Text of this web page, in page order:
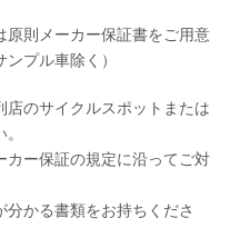
原則メーカー保証書をご用意
プル車除く）
のサイクルスポットまたは
カー保証の規定に沿ってご対
かる書類をお持ちくださ